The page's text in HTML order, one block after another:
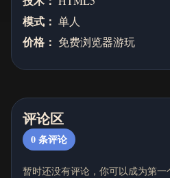
模式： 单人
价格： 免费浏览器游玩
评论区
0条评论
暂时还没有评论，你可以成为第一